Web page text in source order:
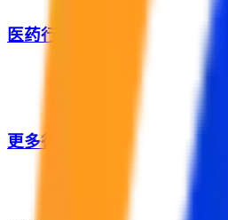
医药行业
更多行业客户